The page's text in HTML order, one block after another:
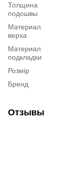
Толщина
подошвы
Материал
верха
Материал
подкладки
Розмір
Бренд
Отзывы